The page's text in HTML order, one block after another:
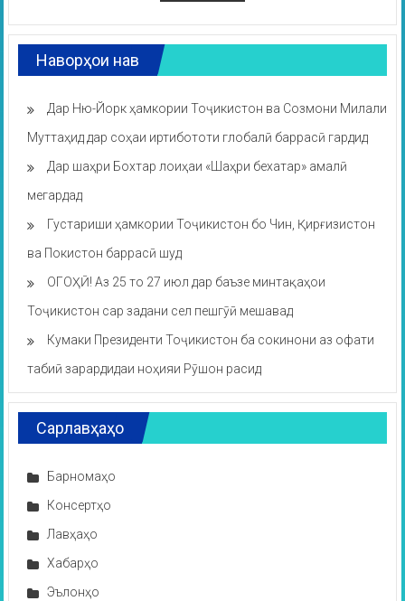
Наворҳои нав
Дар Ню-Йорк ҳамкории Тоҷикистон ва Созмони Милали
Муттаҳид дар соҳаи иртибототи глобалӣ баррасӣ гардид
Дар шаҳри Бохтар лоиҳаи «Шаҳри бехатар» амалӣ
мегардад
Густариши ҳамкории Тоҷикистон бо Чин, Қирғизистон
ва Покистон баррасӣ шуд
ОГОҲӢ! Аз 25 то 27 июл дар баъзе минтақаҳои
Тоҷикистон сар задани сел пешгӯӣ мешавад
Кумаки Президенти Тоҷикистон ба сокинони аз офати
табиӣ зарардидаи ноҳияи Рӯшон расид
Сарлавҳаҳо
Барномаҳо
Консертҳо
Лавҳаҳо
Хабарҳо
Эълонҳо